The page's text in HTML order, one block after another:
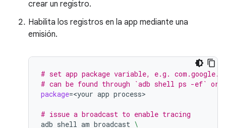
crear un registro.
Habilita los registros en la app mediante una
emisión.
# set app package variable, e.g.
# can be found through `adb shell ps -ef` or
package=<your app process>
# issue a broadcast to enable tracing
adb shell am broadcast \